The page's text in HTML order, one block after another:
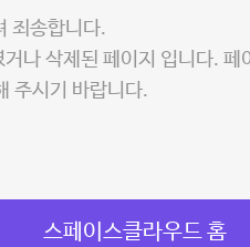
죄송합니다.
나 삭제된 페이지 입니다. 페
주시기 바랍니다.
스페이스클라우드 홈